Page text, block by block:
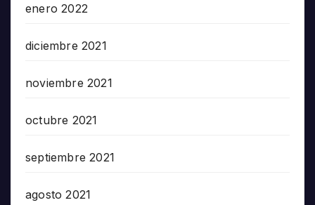
enero 2022
diciembre 2021
noviembre 2021
octubre 2021
septiembre 2021
agosto 2021